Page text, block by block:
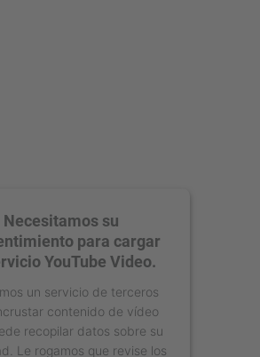
Necesitamos su
para cargar
YouTube Video.
un servicio de terceros
contenido de vídeo
recopilar datos sobre su
Le rogamos que revise los